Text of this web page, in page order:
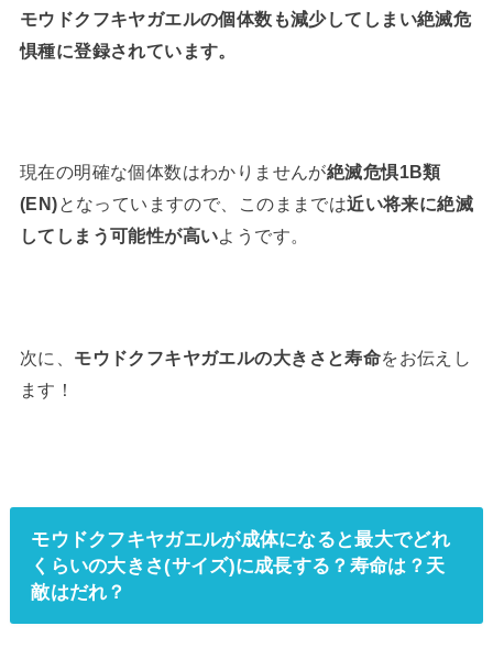
モウドクフキヤガエルの個体数も減少してしまい絶滅危
惧種に登録されています。
現在の明確な個体数はわかりませんが絶滅危惧1B類
(EN)となっていますので、このままでは近い将来に絶滅
してしまう可能性が高いようです。
次に、 モウドクフキヤガエルの大きさと寿命をお伝えし
ます！
モウドクフキヤガエルが成体になると最大でどれ
くらいの大きさ(サイズ)に成長する？寿命は？天
敵はだれ？